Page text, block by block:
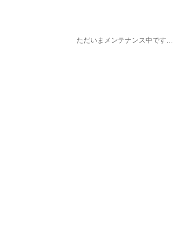
ただいまメンテナンス中です…